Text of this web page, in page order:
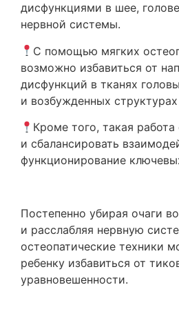
дисфункциями в шее,
нервной системы.
С помощью мягких
возможно избавиться от
дисфункций в тканях
и возбужденных
Кроме того, такая работа
и сбалансировать
функционирование
Постепенно убирая очаги
и расслабляя нервную
остеопатические техники
ребенку избавиться от
уравновешенности.